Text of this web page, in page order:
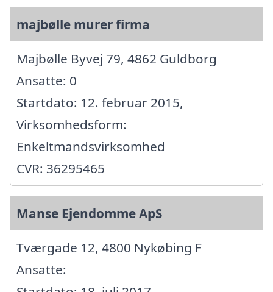
majbølle murer firma
Majbølle Byvej 79, 4862 Guldborg
Ansatte: 0
Startdato: 12. februar 2015,
Virksomhedsform:
Enkeltmandsvirksomhed
CVR: 36295465
Manse Ejendomme ApS
Tværgade 12, 4800 Nykøbing F
Ansatte: